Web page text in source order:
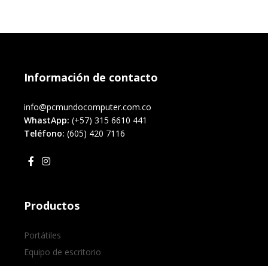
Información de contacto
info@pcmundocomputer.com.co
WhastApp: (+57) 315 6610 441
Teléfono: (605) 420 7116
Productos
Portátiles
Equipo de escritorio